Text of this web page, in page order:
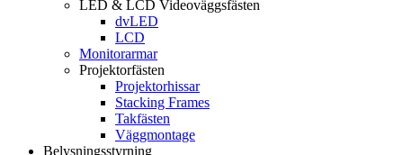
LED & LCD Videoväggsfästen
dvLED
LCD
Monitorarmar
Projektorfästen
Projektorhissar
Stacking Frames
Takfästen
Väggmontage
Belysningsstyrning